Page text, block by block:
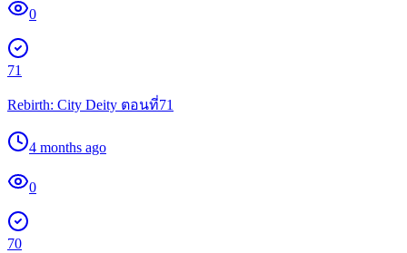
0
71
Rebirth: City Deity ตอนที่71
4 months ago
0
70